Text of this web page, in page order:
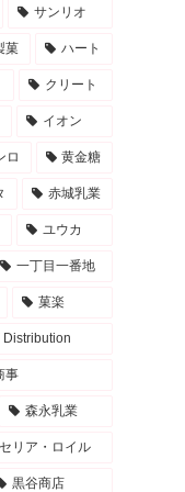
サンリオ
菓 ハート
クリート
イオン
ロ 黄金糖
赤城乳業
ユウカ
一丁目一番地
菓楽
Distribution
事
森永乳業
セリア・ロイル
黒谷商店